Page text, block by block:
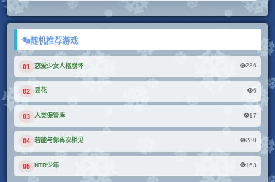
随机推荐游戏
01 恋爱少女人格崩坏 286
02 昙花 6
03 人类保管库 17
04 若能与你再次相见 280
05 NTR少年 163